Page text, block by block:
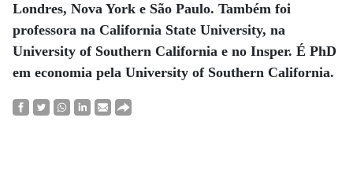
Londres, Nova York e São Paulo. Também foi
professora na California State University, na
University of Southern California e no Insper. É PhD
em economia pela University of Southern California.